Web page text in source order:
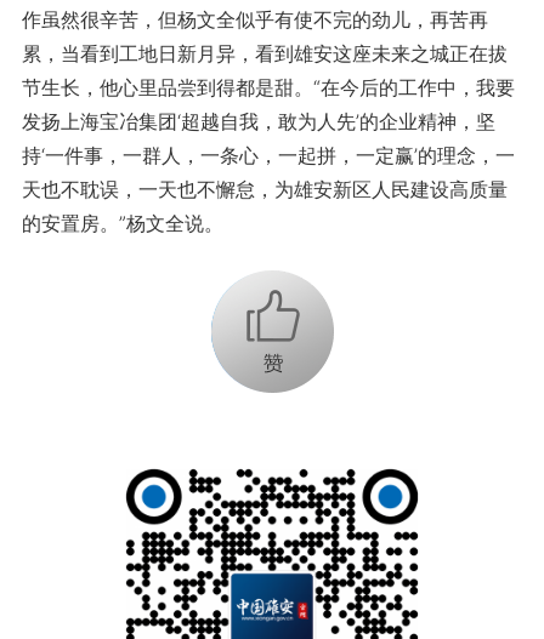
作虽然很辛苦，但杨文全似乎有使不完的劲儿，再苦再
累，当看到工地日新月异，看到雄安这座未来之城正在拔
节生长，他心里品尝到得都是甜。“在今后的工作中，我要
发扬上海宝冶集团‘超越自我，敢为人先’的企业精神，坚
持‘一件事，一群人，一条心，一起拼，一定赢’的理念，一
天也不耽误，一天也不懈怠，为雄安新区人民建设高质量
的安置房。”杨文全说。
+1